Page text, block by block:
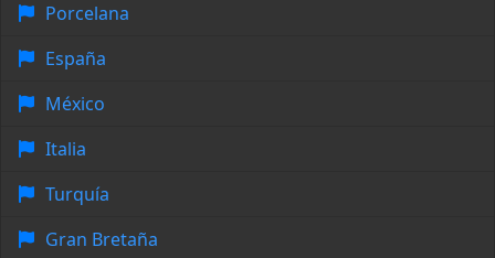
Porcelana
España
México
Italia
Turquía
Gran Bretaña